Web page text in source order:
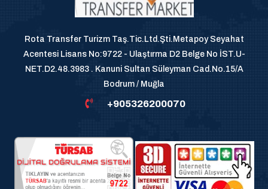
Rota Transfer Turizm Taş.Tic.Ltd.Şti.Metapoy Seyahat
Acentesi Lisans No:9722 - Ulaştırma D2 Belge No İST.U-
NET.D2.48.3983 . Kanuni Sultan Süleyman Cad.No.15/A
Bodrum / Muğla
+905326200070